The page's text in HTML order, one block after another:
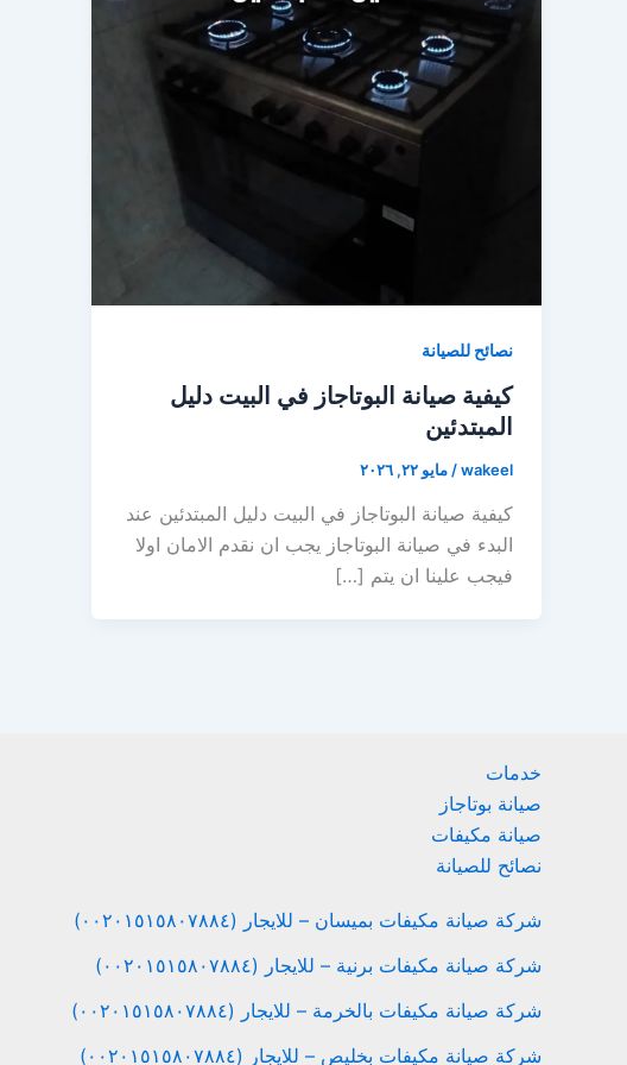
نصائح للصيانة
كيفية صيانة البوتاجاز في البيت دليل
المبتدئين
wakeel
/ مايو ٢٢, ٢٠٢٦
كيفية صيانة البوتاجاز في البيت دليل المبتدئين عند
البدء في صيانة البوتاجاز يجب ان نقدم الامان اولا
فيجب علينا ان يتم […]
خدمات
صيانة بوتاجاز
صيانة مكيفات
نصائح للصيانة
شركة صيانة مكيفات بميسان – للايجار (٠٠٢٠١٥١٥٨٠٧٨٨٤)
شركة صيانة مكيفات برنية – للايجار (٠٠٢٠١٥١٥٨٠٧٨٨٤)
شركة صيانة مكيفات بالخرمة – للايجار (٠٠٢٠١٥١٥٨٠٧٨٨٤)
شركة صيانة مكيفات بخليص – للايجار (٠٠٢٠١٥١٥٨٠٧٨٨٤)